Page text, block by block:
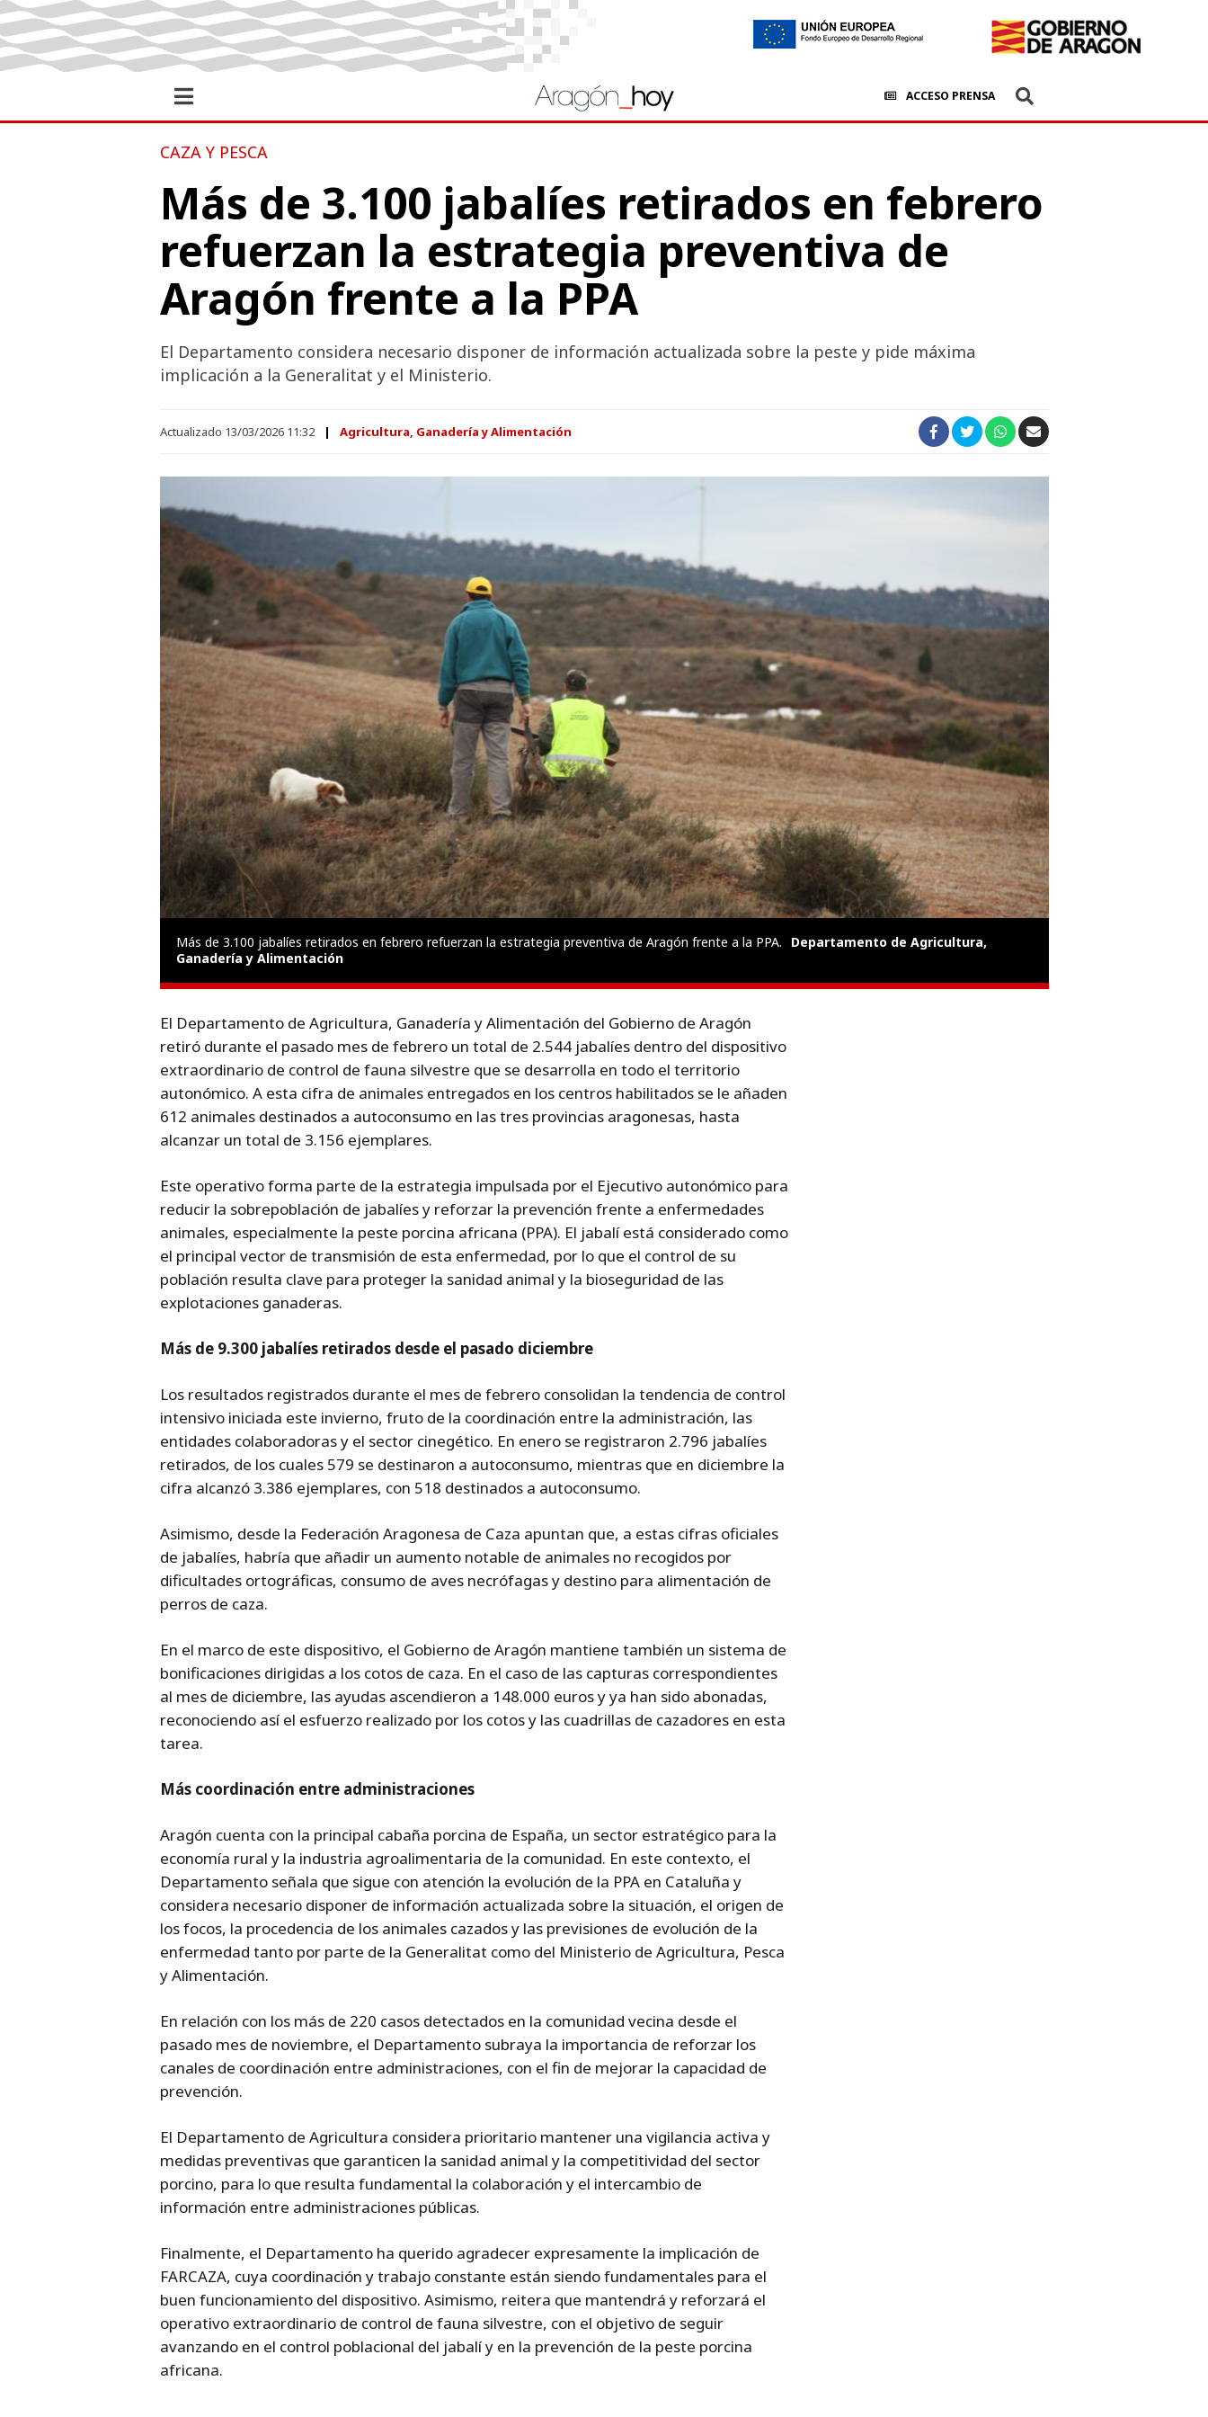
ACCESO PRENSA
CAZA Y PESCA
Más de 3.100 jabalíes retirados en febrero
refuerzan la estrategia preventiva de
Aragón frente a la PPA
El Departamento considera necesario disponer de información actualizada sobre la peste y pide máxima
implicación a la Generalitat y el Ministerio.
Actualizado 13/03/2026 11:32 Agricultura, Ganadería y Alimentación
Más de 3.100 jabalíes retirados en febrero refuerzan la estrategia preventiva de Aragón frente a la PPA.
Departamento de Agricultura,
Ganadería y Alimentación
El Departamento de Agricultura, Ganadería y Alimentación del Gobierno de Aragón
retiró durante el pasado mes de febrero un total de 2.544 jabalíes dentro del dispositivo
extraordinario de control de fauna silvestre que se desarrolla en todo el territorio
autonómico. A esta cifra de animales entregados en los centros habilitados se le añaden
612 animales destinados a autoconsumo en las tres provincias aragonesas, hasta
alcanzar un total de 3.156 ejemplares.
Este operativo forma parte de la estrategia impulsada por el Ejecutivo autonómico para
reducir la sobrepoblación de jabalíes y reforzar la prevención frente a enfermedades
animales, especialmente la peste porcina africana (PPA). El jabalí está considerado como
el principal vector de transmisión de esta enfermedad, por lo que el control de su
población resulta clave para proteger la sanidad animal y la bioseguridad de las
explotaciones ganaderas.
Más de 9.300 jabalíes retirados desde el pasado diciembre
Los resultados registrados durante el mes de febrero consolidan la tendencia de control
intensivo iniciada este invierno, fruto de la coordinación entre la administración, las
entidades colaboradoras y el sector cinegético. En enero se registraron 2.796 jabalíes
retirados, de los cuales 579 se destinaron a autoconsumo, mientras que en diciembre la
cifra alcanzó 3.386 ejemplares, con 518 destinados a autoconsumo.
Asimismo, desde la Federación Aragonesa de Caza apuntan que, a estas cifras oficiales
de jabalíes, habría que añadir un aumento notable de animales no recogidos por
dificultades ortográficas, consumo de aves necrófagas y destino para alimentación de
perros de caza.
En el marco de este dispositivo, el Gobierno de Aragón mantiene también un sistema de
bonificaciones dirigidas a los cotos de caza. En el caso de las capturas correspondientes
al mes de diciembre, las ayudas ascendieron a 148.000 euros y ya han sido abonadas,
reconociendo así el esfuerzo realizado por los cotos y las cuadrillas de cazadores en esta
tarea.
Más coordinación entre administraciones
Aragón cuenta con la principal cabaña porcina de España, un sector estratégico para la
economía rural y la industria agroalimentaria de la comunidad. En este contexto, el
Departamento señala que sigue con atención la evolución de la PPA en Cataluña y
considera necesario disponer de información actualizada sobre la situación, el origen de
los focos, la procedencia de los animales cazados y las previsiones de evolución de la
enfermedad tanto por parte de la Generalitat como del Ministerio de Agricultura, Pesca
y Alimentación.
En relación con los más de 220 casos detectados en la comunidad vecina desde el
pasado mes de noviembre, el Departamento subraya la importancia de reforzar los
canales de coordinación entre administraciones, con el fin de mejorar la capacidad de
prevención.
El Departamento de Agricultura considera prioritario mantener una vigilancia activa y
medidas preventivas que garanticen la sanidad animal y la competitividad del sector
porcino, para lo que resulta fundamental la colaboración y el intercambio de
información entre administraciones públicas.
Finalmente, el Departamento ha querido agradecer expresamente la implicación de
FARCAZA, cuya coordinación y trabajo constante están siendo fundamentales para el
buen funcionamiento del dispositivo. Asimismo, reitera que mantendrá y reforzará el
operativo extraordinario de control de fauna silvestre, con el objetivo de seguir
avanzando en el control poblacional del jabalí y en la prevención de la peste porcina
africana.